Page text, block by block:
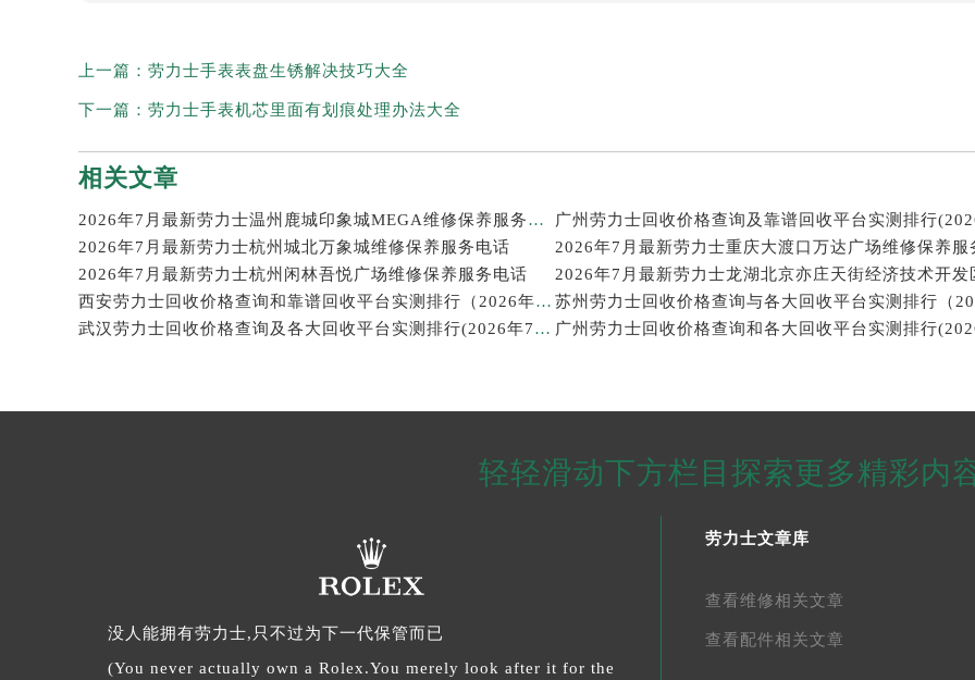
上一篇： 劳力士手表表盘生锈解决技巧大全
下一篇： 劳力士手表机芯里面有划痕处理办法大全
相关文章
2026年7月最新劳力士温州鹿城印象城MEGA维修保养服务电话
2026年7月最新劳力士杭州城北万象城维修保养服务电话
2026年7月最新劳力士重庆大渡口万达广场维修保养服
2026年7月最新劳力士杭州闲林吾悦广场维修保养服务电话
西安劳力士回收价格查询和靠谱回收平台实测排行（2026年7月最新）
武汉劳力士回收价格查询及各大回收平台实测排行(2026年7月最新数据)
轻轻滑动下方栏目探索更多精彩内
没人能拥有劳力士,只不过为下一代保管而已
(You never actually own a Rolex.You merely look after it for the
劳力士文章库
查看维修相关文章
查看配件相关文章